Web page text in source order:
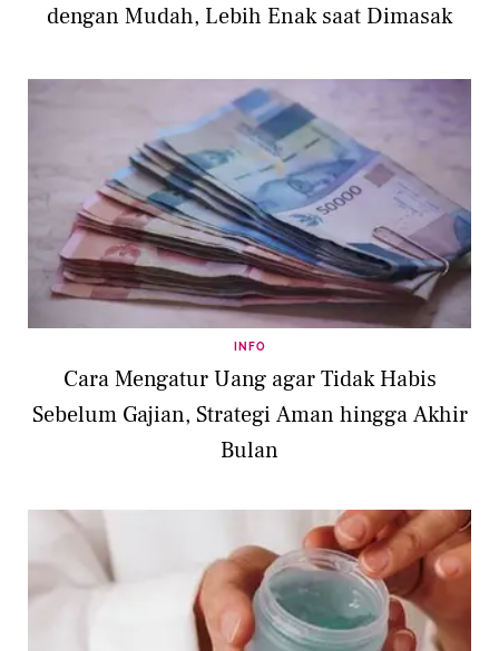
dengan Mudah, Lebih Enak saat Dimasak
INFO
Cara Mengatur Uang agar Tidak Habis
Sebelum Gajian, Strategi Aman hingga Akhir
Bulan